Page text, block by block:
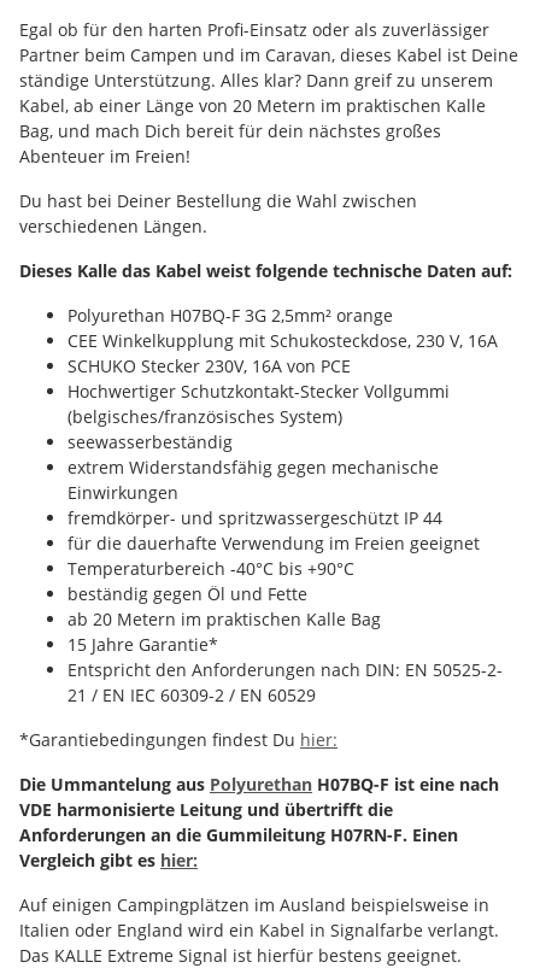
Egal ob für den harten Profi-Einsatz oder als zuverlässiger
Partner beim Campen und im Caravan, dieses Kabel ist Deine
ständige Unterstützung. Alles klar? Dann greif zu unserem
Kabel, ab einer Länge von 20 Metern im praktischen Kalle
Bag, und mach Dich bereit für dein nächstes großes
Abenteuer im Freien!
Du hast bei Deiner Bestellung die Wahl zwischen
verschiedenen Längen.
Dieses Kalle das Kabel weist folgende technische Daten auf:
Polyurethan H07BQ-F 3G 2,5mm² orange
CEE Winkelkupplung mit Schukosteckdose, 230 V, 16A
SCHUKO Stecker 230V, 16A von PCE
Hochwertiger Schutzkontakt-Stecker Vollgummi
(belgisches/französisches System)
seewasserbeständig
extrem Widerstandsfähig gegen mechanische
Einwirkungen
fremdkörper- und spritzwassergeschützt IP 44
für die dauerhafte Verwendung im Freien geeignet
Temperaturbereich -40°C bis +90°C
beständig gegen Öl und Fette
ab 20 Metern im praktischen Kalle Bag
15 Jahre Garantie*
Entspricht den Anforderungen nach DIN: EN 50525-2-
21 / EN IEC 60309-2 / EN 60529
*Garantiebedingungen findest Du hier:
Die Ummantelung aus Polyurethan H07BQ-F ist eine nach
VDE harmonisierte Leitung und übertrifft die
Anforderungen an die Gummileitung H07RN-F. Einen
Vergleich gibt es hier:
Auf einigen Campingplätzen im Ausland beispielsweise in
Italien oder England wird ein Kabel in Signalfarbe verlangt.
Das KALLE Extreme Signal ist hierfür bestens geeignet.